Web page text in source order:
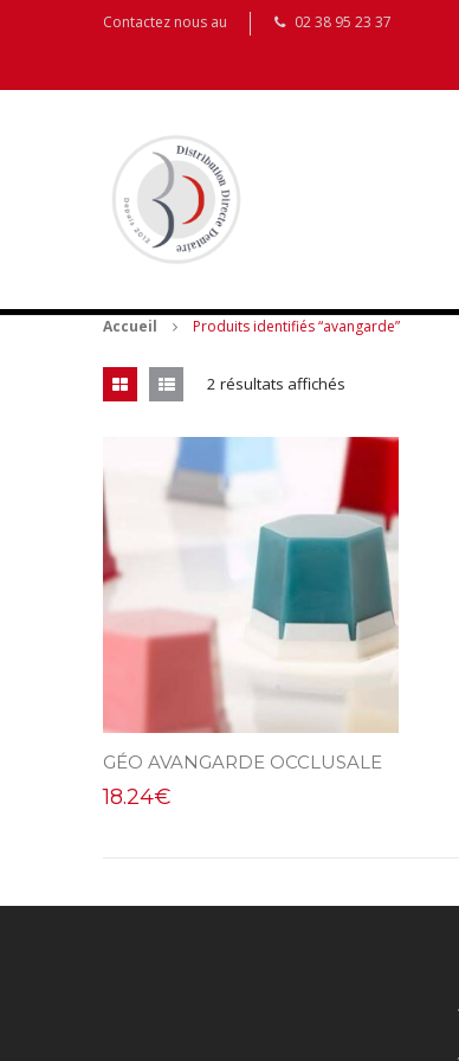
Contactez nous au 02 38 95 23 37
Accueil Produits identifiés “avangarde”
2 résultats affichés
GÉO AVANGARDE OCCLUSALE
18.24€